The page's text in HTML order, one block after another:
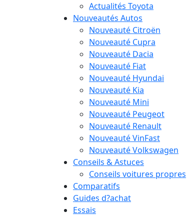
Actualités Toyota
Nouveautés Autos
Nouveauté Citroën
Nouveauté Cupra
Nouveauté Dacia
Nouveauté Fiat
Nouveauté Hyundai
Nouveauté Kia
Nouveauté Mini
Nouveauté Peugeot
Nouveauté Renault
Nouveauté VinFast
Nouveauté Volkswagen
Conseils & Astuces
Conseils voitures propres
Comparatifs
Guides d?achat
Essais